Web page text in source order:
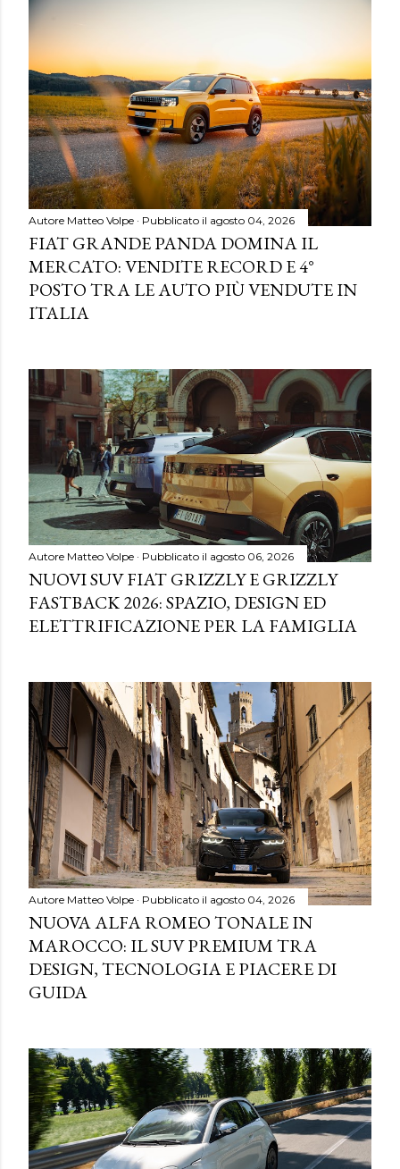
Autore Matteo Volpe Pubblicato il agosto 04, 2026
FIAT GRANDE PANDA DOMINA IL
MERCATO: VENDITE RECORD E 4°
POSTO TRA LE AUTO PIÙ VENDUTE IN
ITALIA
Autore Matteo Volpe Pubblicato il agosto 06, 2026
NUOVI SUV FIAT GRIZZLY E GRIZZLY
FASTBACK 2026: SPAZIO, DESIGN ED
ELETTRIFICAZIONE PER LA FAMIGLIA
Autore Matteo Volpe Pubblicato il agosto 04, 2026
NUOVA ALFA ROMEO TONALE IN
MAROCCO: IL SUV PREMIUM TRA
DESIGN, TECNOLOGIA E PIACERE DI
GUIDA